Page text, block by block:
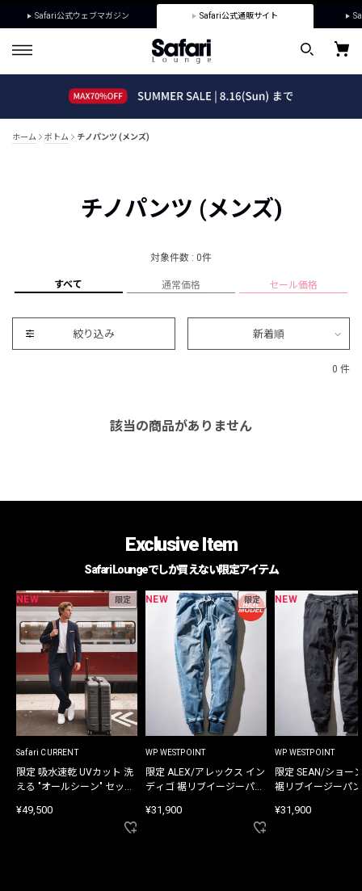
Safari公式ウェブマガジン Safari公式通販サイト
ホーム ボトム チノパンツ (メンズ)
チノパンツ (メンズ)
対象件数 : 0件
すべて 通常価格 セール価格
絞り込み 新着順
0 件
該当の商品がありません
Exclusive Item
Safari Loungeでしか買えない限定アイテム
NEW 限定
Safari CURRENT
限定 吸水速乾 UVカット 洗
える "オールシーン" セット
¥49,500
NEW 限定
WP WESTPOINT
限定 ALEX/アレックス イン
ディゴ 裾リブイージーパン
¥31,900
NEW
WP WESTPOINT
限定 SEAN/ショー
裾リブイージーパ
¥31,900